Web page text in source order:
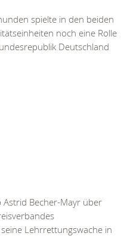
spielte in den beiden
noch eine Rolle
Deutschland
Astrid Becher-Mayr über
Lehrrettungswache in